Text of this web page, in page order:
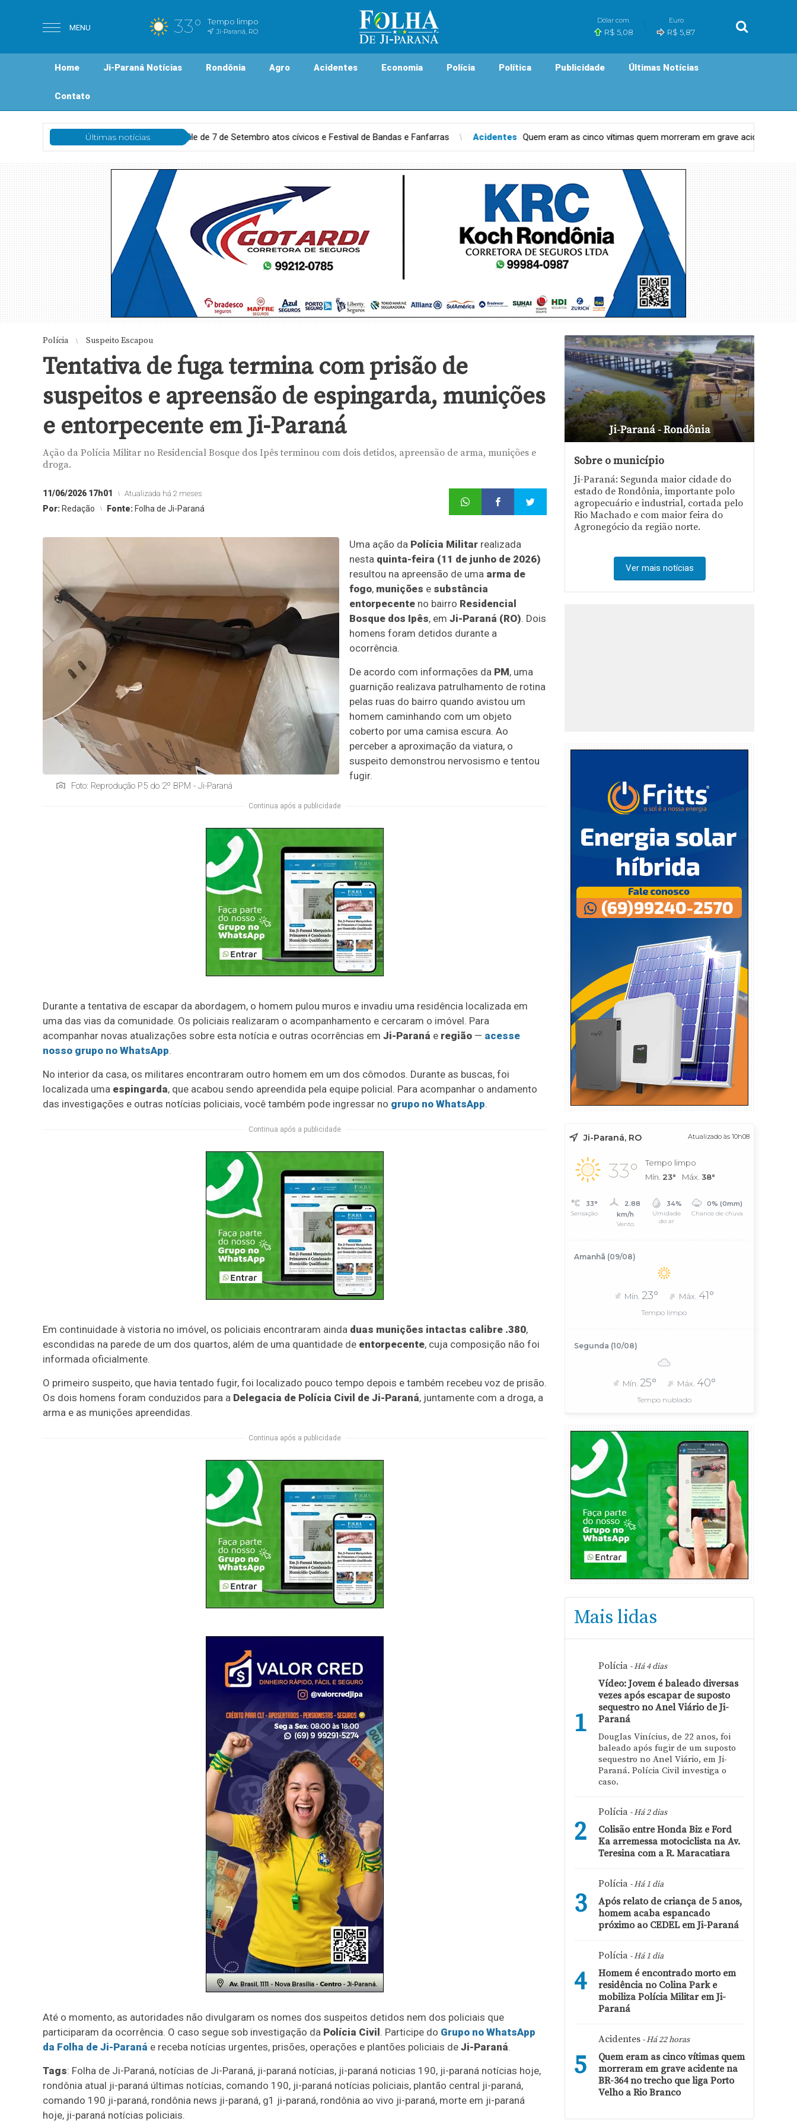
MENU 33° Tempo limpo
Ji-Paraná, RO
Dólar com.
R$ 5,08
Euro
R$ 5,87
Home Ji-Paraná Notícias Rondônia Agro Acidentes Economia Polícia Política Publicidade Últimas Notícias
Contato
Últimas notícias
com desfile de 7 de Setembro atos cívicos e Festival de Bandas e Fanfarras Acidentes Quem eram as cinco vítimas quem morreram em grave acidente na BR-364 no trecho que liga Porto Velho
Polícia Suspeito Escapou
Tentativa de fuga termina com prisão de
suspeitos e apreensão de espingarda, munições
e entorpecente em Ji-Paraná
Ação da Polícia Militar no Residencial Bosque dos Ipês terminou com dois detidos, apreensão de arma, munições e
droga.
11/06/2026 17h01 Atualizada há 2 meses
Por: Redação Fonte: Folha de Ji-Paraná
Foto: Reprodução P5 do 2º BPM - Ji-Paraná
Uma ação da Polícia Militar realizada
nesta quinta-feira (11 de junho de 2026)
resultou na apreensão de uma arma de
fogo, munições e substância
entorpecente no bairro Residencial
Bosque dos Ipês, em Ji-Paraná (RO). Dois
homens foram detidos durante a
ocorrência.
De acordo com informações da PM, uma
guarnição realizava patrulhamento de rotina
pelas ruas do bairro quando avistou um
homem caminhando com um objeto
coberto por uma camisa escura. Ao
perceber a aproximação da viatura, o
suspeito demonstrou nervosismo e tentou
fugir.
Continua após a publicidade
Durante a tentativa de escapar da abordagem, o homem pulou muros e invadiu uma residência localizada em
uma das vias da comunidade. Os policiais realizaram o acompanhamento e cercaram o imóvel. Para
acompanhar novas atualizações sobre esta notícia e outras ocorrências em Ji-Paraná e região — acesse
nosso grupo no WhatsApp.
No interior da casa, os militares encontraram outro homem em um dos cômodos. Durante as buscas, foi
localizada uma espingarda, que acabou sendo apreendida pela equipe policial. Para acompanhar o andamento
das investigações e outras notícias policiais, você também pode ingressar no grupo no WhatsApp.
Continua após a publicidade
Em continuidade à vistoria no imóvel, os policiais encontraram ainda duas munições intactas calibre .380,
escondidas na parede de um dos quartos, além de uma quantidade de entorpecente, cuja composição não foi
informada oficialmente.
O primeiro suspeito, que havia tentado fugir, foi localizado pouco tempo depois e também recebeu voz de prisão.
Os dois homens foram conduzidos para a Delegacia de Polícia Civil de Ji-Paraná, juntamente com a droga, a
arma e as munições apreendidas.
Continua após a publicidade
Até o momento, as autoridades não divulgaram os nomes dos suspeitos detidos nem dos policiais que
participaram da ocorrência. O caso segue sob investigação da Polícia Civil . Participe do Grupo no WhatsApp
da Folha de Ji-Paraná e receba notícias urgentes, prisões, operações e plantões policiais de Ji-Paraná.
Tags: Folha de Ji-Paraná, notícias de Ji-Paraná, ji-paraná notícias, ji-paraná noticias 190, ji-paraná notícias hoje,
rondônia atual ji-paraná últimas notícias, comando 190, ji-paraná notícias policiais, plantão central ji-paraná,
comando 190 ji-paraná, rondônia news ji-paraná, g1 ji-paraná, rondônia ao vivo ji-paraná, morte em ji-paraná
hoje, ji-paraná notícias policiais.
Ji-Paraná - Rondônia
Sobre o município
Ji-Paraná: Segunda maior cidade do
estado de Rondônia, importante polo
agropecuário e industrial, cortada pelo
Rio Machado e com maior feira do
Agronegócio da região norte.
Ver mais notícias
Ji-Paraná, RO Atualizado às 10h08
33°
Tempo limpo
Mín. 23° Máx. 38°
33°
Sensação
2.88
km/h
Vento
34%
Umidade
do ar
0% (0mm)
Chance de chuva
Amanhã (09/08)
Mín. 23° Máx. 41°
Tempo limpo
Segunda (10/08)
Mín. 25° Máx. 40°
Tempo nublado
Mais lidas
1
Polícia - Há 4 dias
Vídeo: Jovem é baleado diversas
vezes após escapar de suposto
sequestro no Anel Viário de Ji-
Paraná
Douglas Vinícius, de 22 anos, foi
baleado após fugir de um suposto
sequestro no Anel Viário, em Ji-
Paraná. Polícia Civil investiga o
caso.
2
Polícia - Há 2 dias
Colisão entre Honda Biz e Ford
Ka arremessa motociclista na Av.
Teresina com a R. Maracatiara
3
Polícia - Há 1 dia
Após relato de criança de 5 anos,
homem acaba espancado
próximo ao CEDEL em Ji-Paraná
4
Polícia - Há 1 dia
Homem é encontrado morto em
residência no Colina Park e
mobiliza Polícia Militar em Ji-
Paraná
5
Acidentes - Há 22 horas
Quem eram as cinco vítimas quem
morreram em grave acidente na
BR-364 no trecho que liga Porto
Velho a Rio Branco